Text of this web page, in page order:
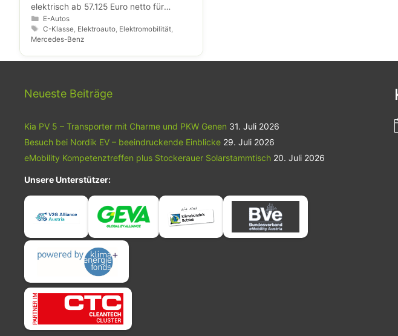
elektrisch ab 57.125 Euro netto für
Geschäftskunden bzw. 68.550 Euro
brutto für Privatkunden. Mit bis zu 762
Kilometern WLTP-Reichweite, 800-Volt-
Technologie und Schnellladefähigkeit für
Langstreckentauglichkeit mit sportlichen
Fahrleistungen von 360 kW, 800 Nm
km/h in 4,0 Sekunden. Darüber hinaus
bietet sie ein großzügiges Raumkonzept,
MBUX Hyperscreen und intelligente
Fahrerassistenzsysteme, die Komfort,
Kategorien
E-Autos
Schlagwörter
C-Klasse Elektroauto Elektromobilität
Mercedes-Benz
Neueste Beiträge
Kia PV 5 – Transporter mit Charme und PKW Genen 31. Juli 2026
Besuch bei Nordik EV – beeindruckende Einblicke 29. Juli 2026
eMobility Kompetenztreffen plus Stockerauer Solarstammtisch 20. Juli 2026
Unsere Unterstützer: